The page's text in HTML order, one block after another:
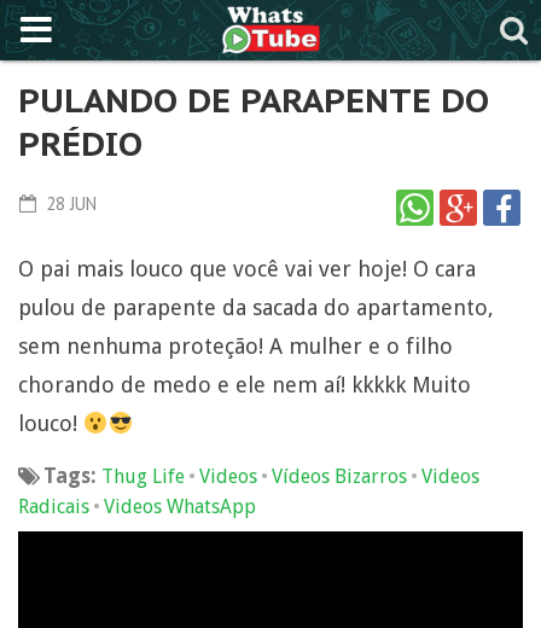
PULANDO DE PARAPENTE DO
PRÉDIO
28 JUN
O pai mais louco que você vai ver hoje! O cara
pulou de parapente da sacada do apartamento,
sem nenhuma proteção! A mulher e o filho
chorando de medo e ele nem aí! kkkkk Muito
louco!
Tags: Thug Life • Videos • Vídeos Bizarros • Videos
Radicais • Videos WhatsApp